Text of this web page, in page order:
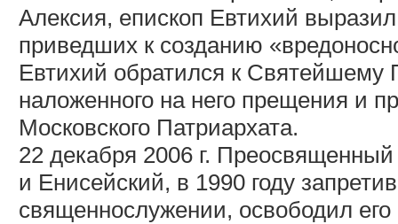
Алексия, епископ Евтихий
приведших к созданию
Евтихий обратился к
наложенного на него прещения и
Московского Патриархата.
22 декабря 2006 г.
и Енисейский, в 1990 году
священнослужении, освободил